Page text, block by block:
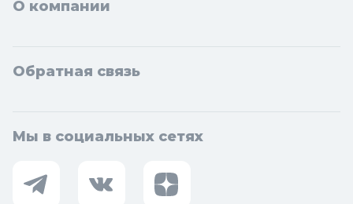
О компании
Обратная связь
Мы в социальных сетях